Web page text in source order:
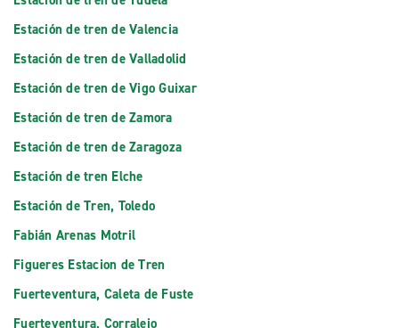
Estación de tren de Valencia
Estación de tren de Valladolid
Estación de tren de Vigo Guixar
Estación de tren de Zamora
Estación de tren de Zaragoza
Estación de tren Elche
Estación de Tren, Toledo
Fabián Arenas Motril
Figueres Estacion de Tren
Fuerteventura, Caleta de Fuste
Fuerteventura, Corralejo